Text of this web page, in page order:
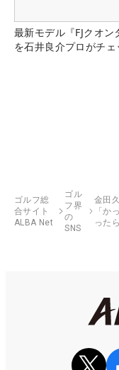
最新モデル『FJクオン
を石井良介プロがチェ
ゴルフ総
合サイト
ALBA Net
ゴル
フ界
の
SNS
金田
「か
った